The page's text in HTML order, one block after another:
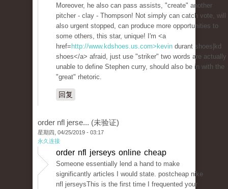
Moreover, he also can pass assists, "create" another
pitcher - clay - Thompson! Not simply can catch vote, will
also urgent stopped, can produce more opportunities to
some others, this star, unique! I'm <a
href= http://www.kdshoes.us.com>kevin durant shoes|kd
shoes</a> afraid, just use "striker" two words are actually
unable to define Stephen curry, should also be in with the
"great" rhetoric.
回复
order nfl jerse... (未验证)
星期四, 04/25/2019 - 03:17
永久连接
order nfl jerseys online cheap
Someone essentially lend a hand to make
significantly articles I would state. postcheap nike
nfl jerseysThis is the first time I frequented your